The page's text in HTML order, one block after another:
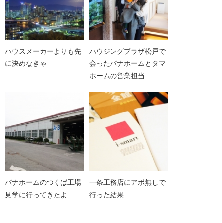
ハウスメーカーよりも先
に決めなきゃ
ハウジングプラザ松戸で
会ったパナホームとタマ
ホームの営業担当
パナホームのつくば工場
見学に行ってきたよ
一条工務店にアポ無しで
行った結果